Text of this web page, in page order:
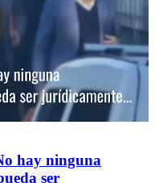
de Darwin Correa: “No
hay ninguna
ser